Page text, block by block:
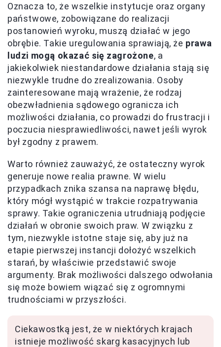
Oznacza to, że wszelkie instytucje oraz organy
państwowe, zobowiązane do realizacji
postanowień wyroku, muszą działać w jego
obrębie. Takie uregulowania sprawiają, że prawa
ludzi mogą okazać się zagrożone, a
jakiekolwiek niestandardowe działania stają się
niezwykle trudne do zrealizowania. Osoby
zainteresowane mają wrażenie, że rodzaj
obezwładnienia sądowego ogranicza ich
możliwości działania, co prowadzi do frustracji i
poczucia niesprawiedliwości, nawet jeśli wyrok
był zgodny z prawem.
Warto również zauważyć, że ostateczny wyrok
generuje nowe realia prawne. W wielu
przypadkach znika szansa na naprawę błędu,
który mógł wystąpić w trakcie rozpatrywania
sprawy. Takie ograniczenia utrudniają podjęcie
działań w obronie swoich praw. W związku z
tym, niezwykle istotne staje się, aby już na
etapie pierwszej instancji dołożyć wszelkich
starań, by właściwie przedstawić swoje
argumenty. Brak możliwości dalszego odwołania
się może bowiem wiązać się z ogromnymi
trudnościami w przyszłości.
Ciekawostką jest, że w niektórych krajach
istnieje możliwość skarg kasacyjnych lub